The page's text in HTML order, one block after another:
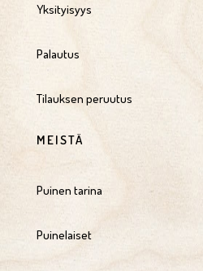
Yksityisyys
Palautus
Tilauksen peruutus
MEISTÄ
Puinen tarina
Puinelaiset